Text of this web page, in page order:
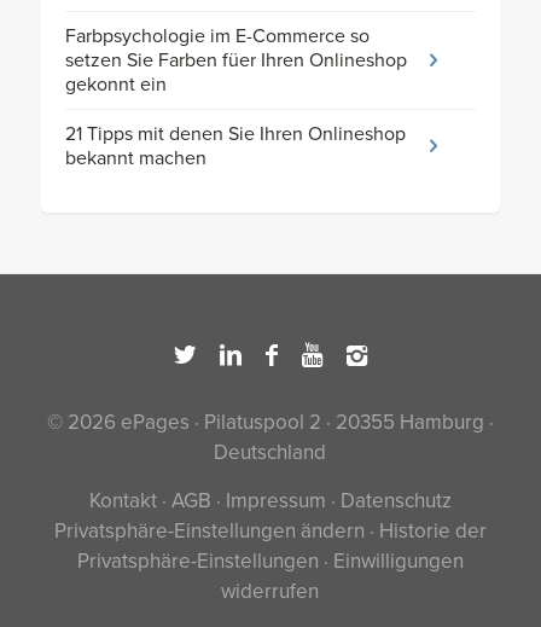
Farbpsychologie im E-Commerce so
setzen Sie Farben füer Ihren Onlineshop
gekonnt ein
21 Tipps mit denen Sie Ihren Onlineshop
bekannt machen
© 2026 ePages · Pilatuspool 2 · 20355 Hamburg ·
Deutschland
Kontakt· AGB · Impressum · Datenschutz
Privatsphäre-Einstellungen ändern · Historie der
Privatsphäre-Einstellungen · Einwilligungen
widerrufen